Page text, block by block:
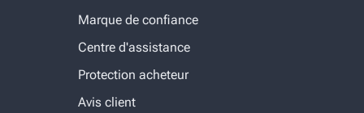
Marque de confiance
Centre d'assistance
Protection acheteur
Avis client